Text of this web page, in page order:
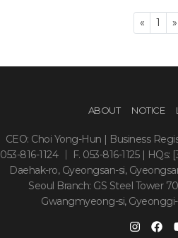
«Previous
1 »
ABOUT NOTICE
CEO: Choi Yong-Hun | Business
053-816-1124 ｜ F. 053-816-1125 |
Daehak-ro, Gyeongsan-si,
Seoul Branch: GS Steel Tower
Gwangmyeong-si,